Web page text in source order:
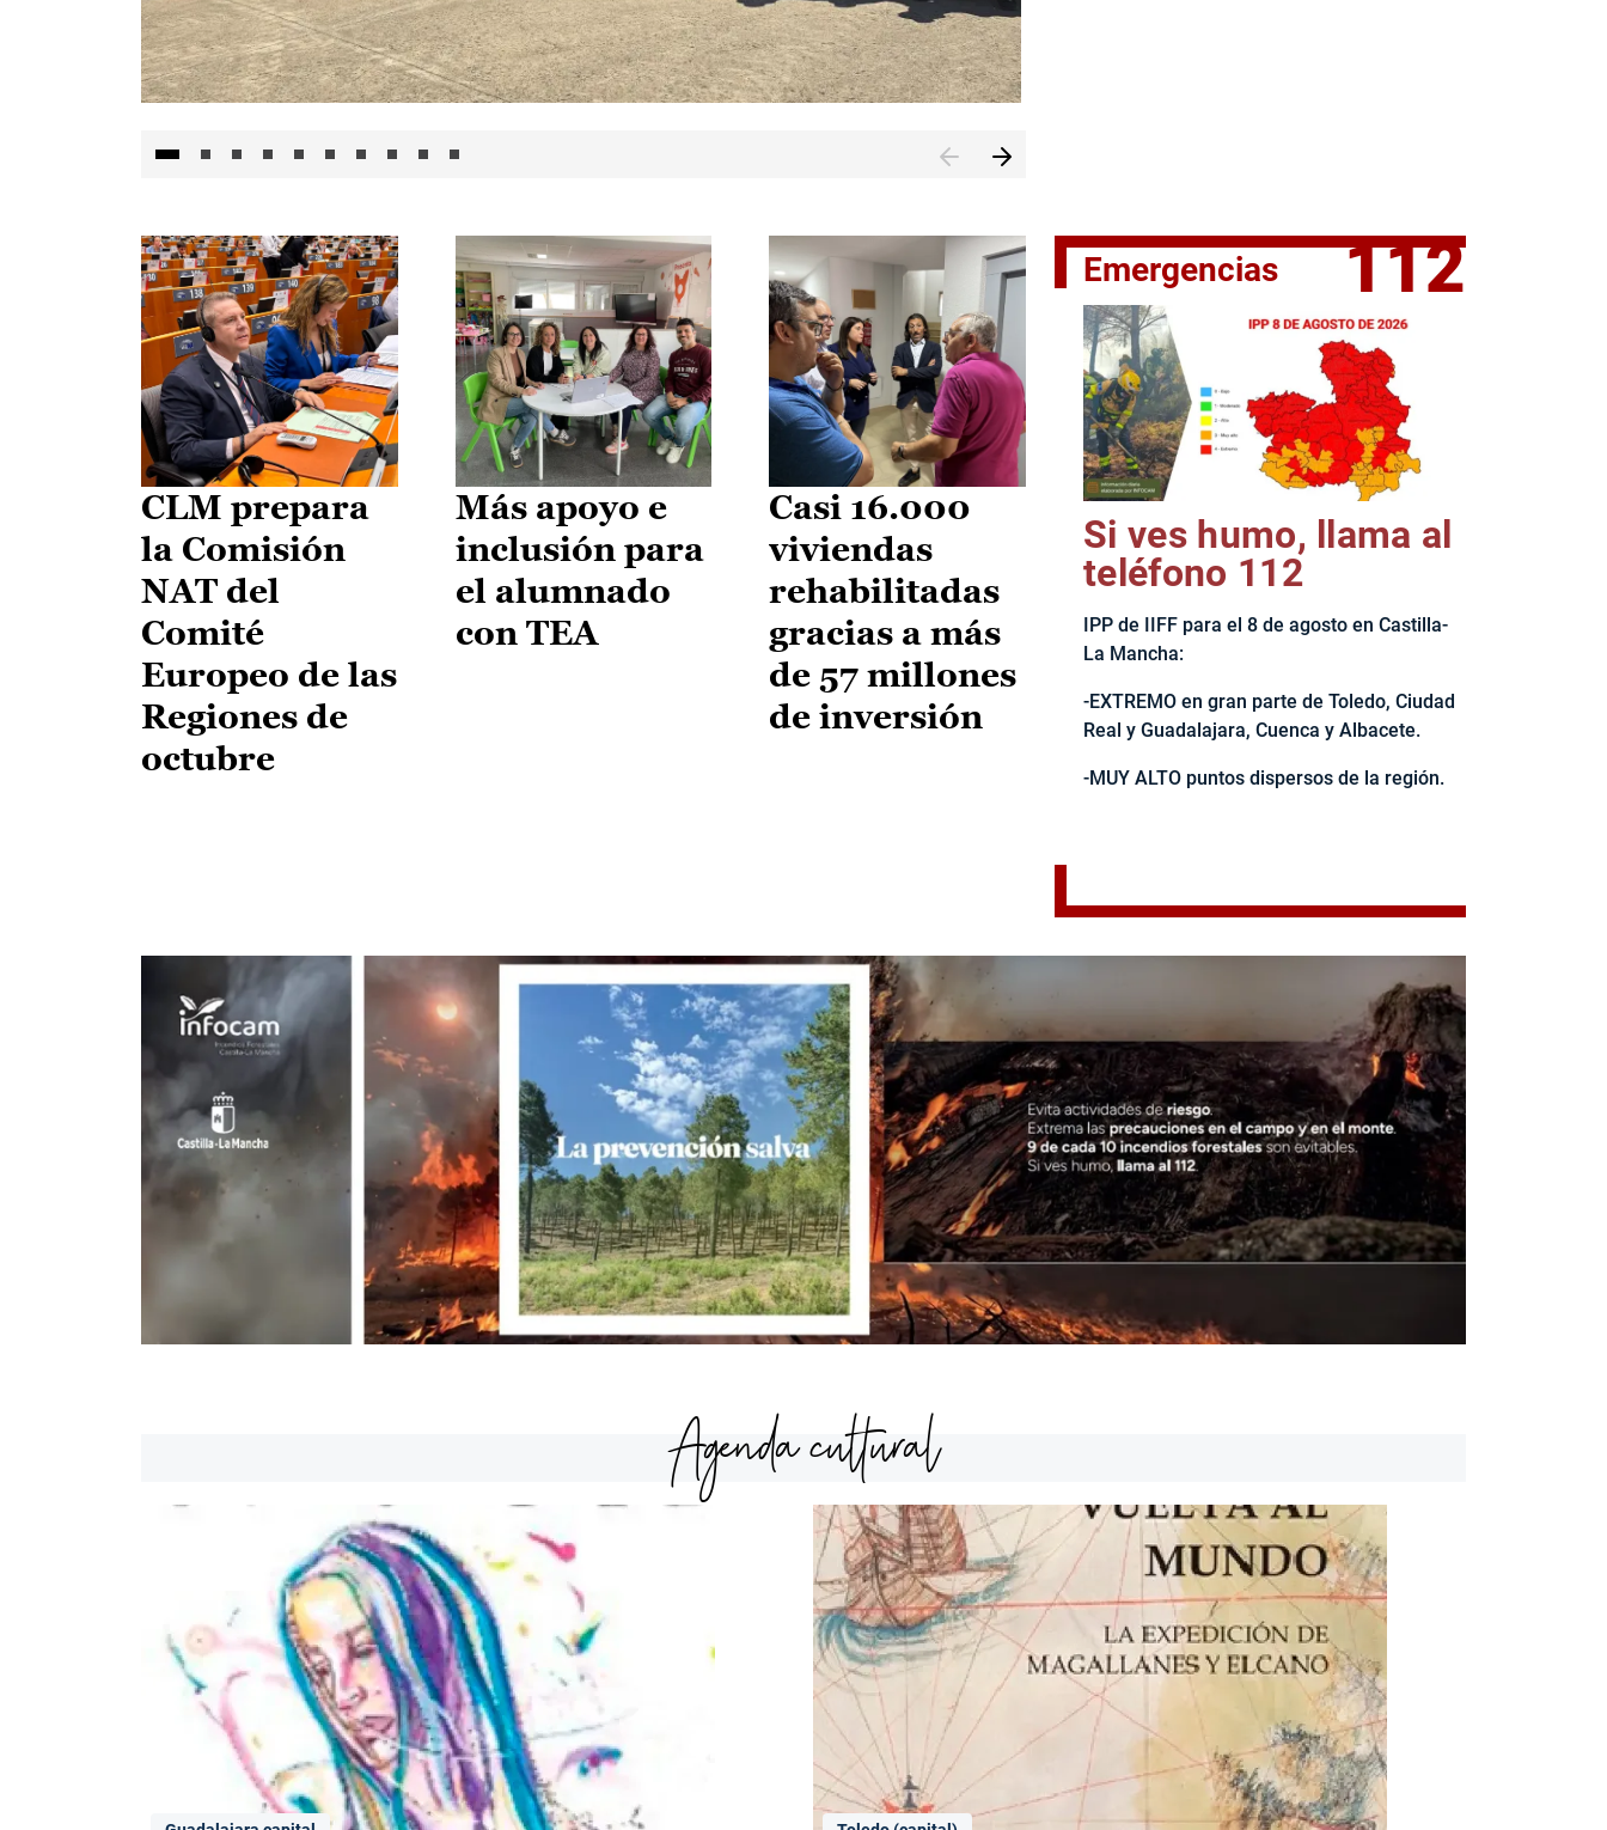
II Vuelta Ciclista CLM LEADER
CLM prepara
la Comisión
NAT del
Comité
Europeo de las
Regiones de
octubre
Más apoyo e
inclusión para
el alumnado
con TEA
Casi 16.000
viviendas
rehabilitadas
gracias a más
de 57 millones
de inversión
Emergencias 112
Si ves humo, llama al
teléfono 112
IPP de IIFF para el 8 de agosto en Castilla-
La Mancha:
-EXTREMO en gran parte de Toledo, Ciudad
Real y Guadalajara, Cuenca y Albacete.
-MUY ALTO puntos dispersos de la región.
Agenda cultural